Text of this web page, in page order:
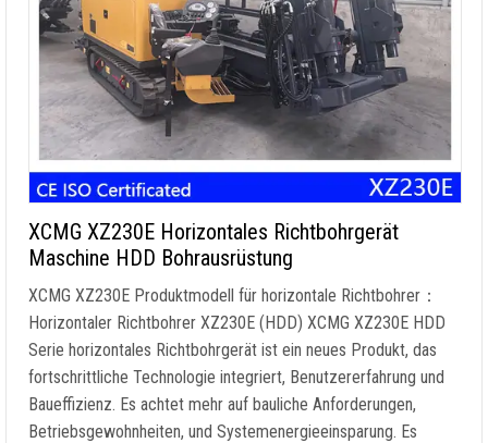
XCMG XZ230E Horizontales Richtbohrgerät
Maschine HDD Bohrausrüstung
XCMG XZ230E Produktmodell für horizontale Richtbohrer：
Horizontaler Richtbohrer XZ230E (HDD) XCMG XZ230E HDD
Serie horizontales Richtbohrgerät ist ein neues Produkt, das
fortschrittliche Technologie integriert, Benutzererfahrung und
Baueffizienz. Es achtet mehr auf bauliche Anforderungen,
Betriebsgewohnheiten, und Systemenergieeinsparung. Es